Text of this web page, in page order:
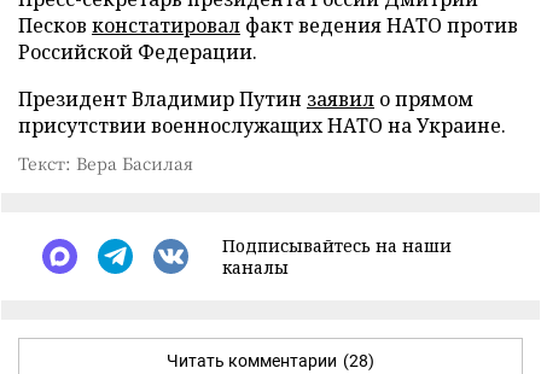
Песков констатировал факт ведения НАТО против
Российской Федерации.
Президент Владимир Путин заявил о прямом
присутствии военнослужащих НАТО на Украине.
Текст: Вера Басилая
Подписывайтесь на наши
каналы
Читать комментарии (28)